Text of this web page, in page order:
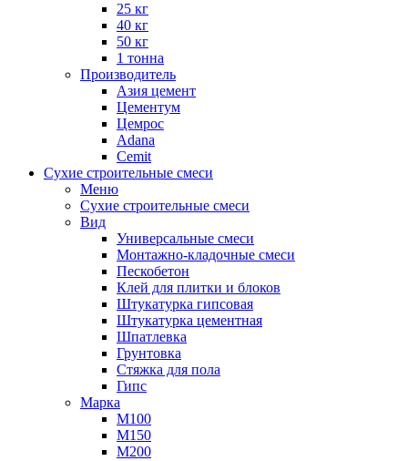
25 кг
40 кг
50 кг
1 тонна
Производитель
Азия цемент
Цементум
Цемрос
Adana
Cemit
Сухие строительные смеси
Меню
Сухие строительные смеси
Вид
Универсальные смеси
Монтажно-кладочные смеси
Пескобетон
Клей для плитки и блоков
Штукатурка гипсовая
Штукатурка цементная
Шпатлевка
Грунтовка
Стяжка для пола
Гипс
Марка
М100
М150
М200